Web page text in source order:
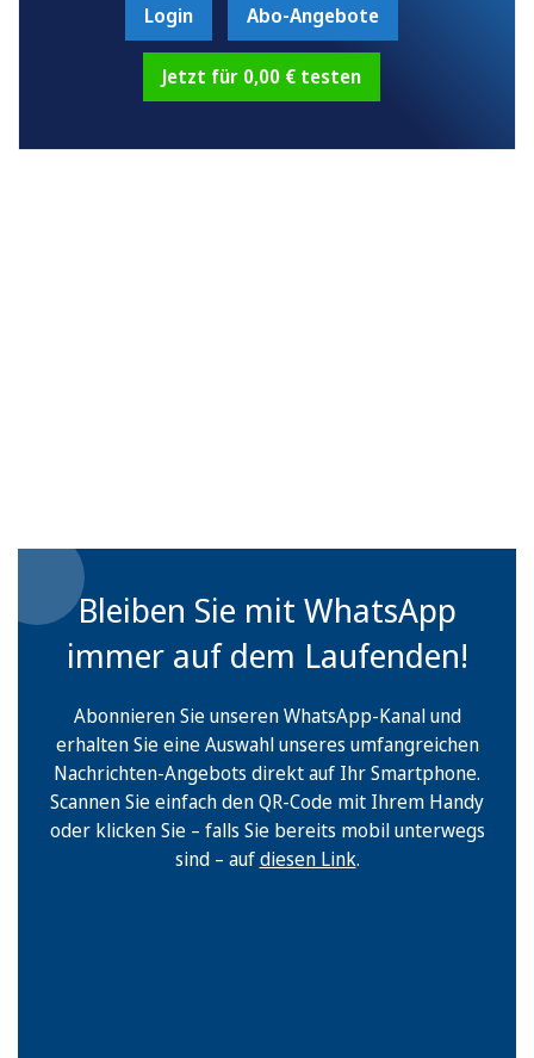
Login Abo-Angebote
Jetzt für 0,00 € testen
Bleiben Sie mit WhatsApp
immer auf dem Laufenden!
Abonnieren Sie unseren WhatsApp-Kanal und
erhalten Sie eine Auswahl unseres umfangreichen
Nachrichten-Angebots direkt auf Ihr Smartphone.
Scannen Sie einfach den QR-Code mit Ihrem Handy
oder klicken Sie – falls Sie bereits mobil unterwegs
sind – aufdiesen Link.